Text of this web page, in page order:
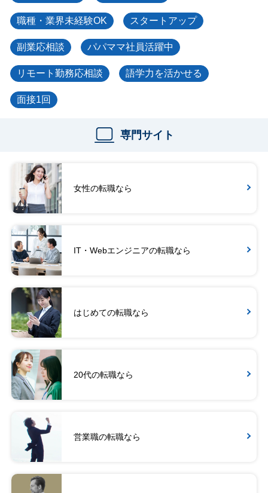
職種・業界未経験OK スタートアップ
副業応相談 パパママ社員活躍中
リモート勤務応相談 語学力を活かせる
面接1回
専門サイト
女性の転職なら
IT・Webエンジニアの転職なら
はじめての転職なら
20代の転職なら
営業職の転職なら